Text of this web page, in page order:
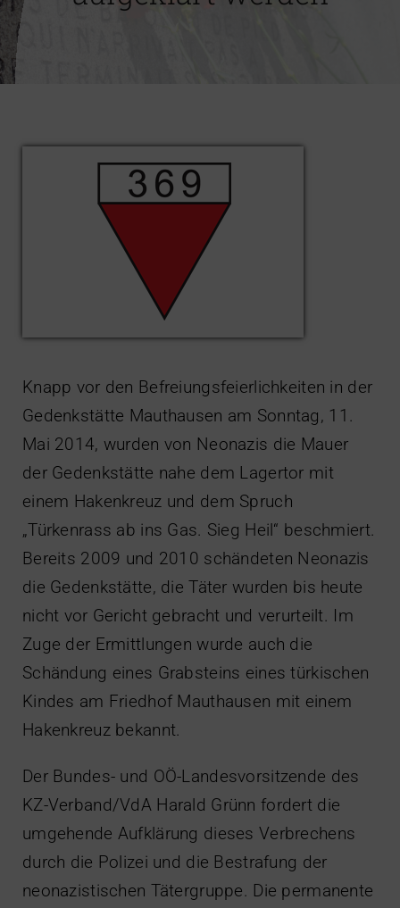
Knapp vor den Befreiungsfeierlichkeiten in der
Gedenkstätte Mauthausen am Sonntag, 11.
Mai 2014, wurden von Neonazis die Mauer
der Gedenkstätte nahe dem Lagertor mit
einem Hakenkreuz und dem Spruch
„Türkenrass ab ins Gas. Sieg Heil“ beschmiert.
Bereits 2009 und 2010 schändeten Neonazis
die Gedenkstätte, die Täter wurden bis heute
nicht vor Gericht gebracht und verurteilt. Im
Zuge der Ermittlungen wurde auch die
Schändung eines Grabsteins eines türkischen
Kindes am Friedhof Mauthausen mit einem
Hakenkreuz bekannt.
Der Bundes- und OÖ-Landesvorsitzende des
KZ-Verband/VdA Harald Grünn fordert die
umgehende Aufklärung dieses Verbrechens
durch die Polizei und die Bestrafung der
neonazistischen Tätergruppe. Die permanente